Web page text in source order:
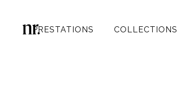
PRESTATIONS COLLECTIONS